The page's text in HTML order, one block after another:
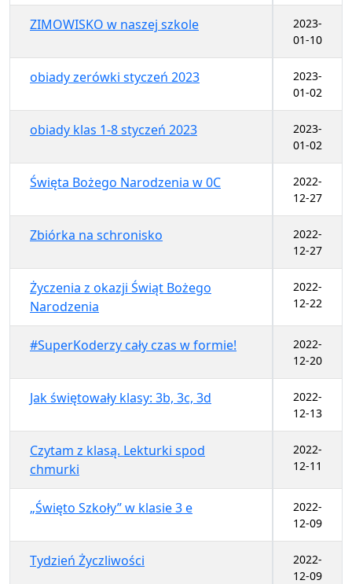
ZIMOWISKO w naszej szkole
2023-
01-10
obiady zerówki styczeń 2023
2023-
01-02
obiady klas 1-8 styczeń 2023
2023-
01-02
Święta Bożego Narodzenia w 0C
2022-
12-27
Zbiórka na schronisko
2022-
12-27
Życzenia z okazji Świąt Bożego
Narodzenia
2022-
12-22
#SuperKoderzy cały czas w formie!
2022-
12-20
Jak świętowały klasy: 3b, 3c, 3d
2022-
12-13
Czytam z klasą. Lekturki spod
chmurki
2022-
12-11
„Święto Szkoły” w klasie 3 e
2022-
12-09
Tydzień Życzliwości
2022-
12-09